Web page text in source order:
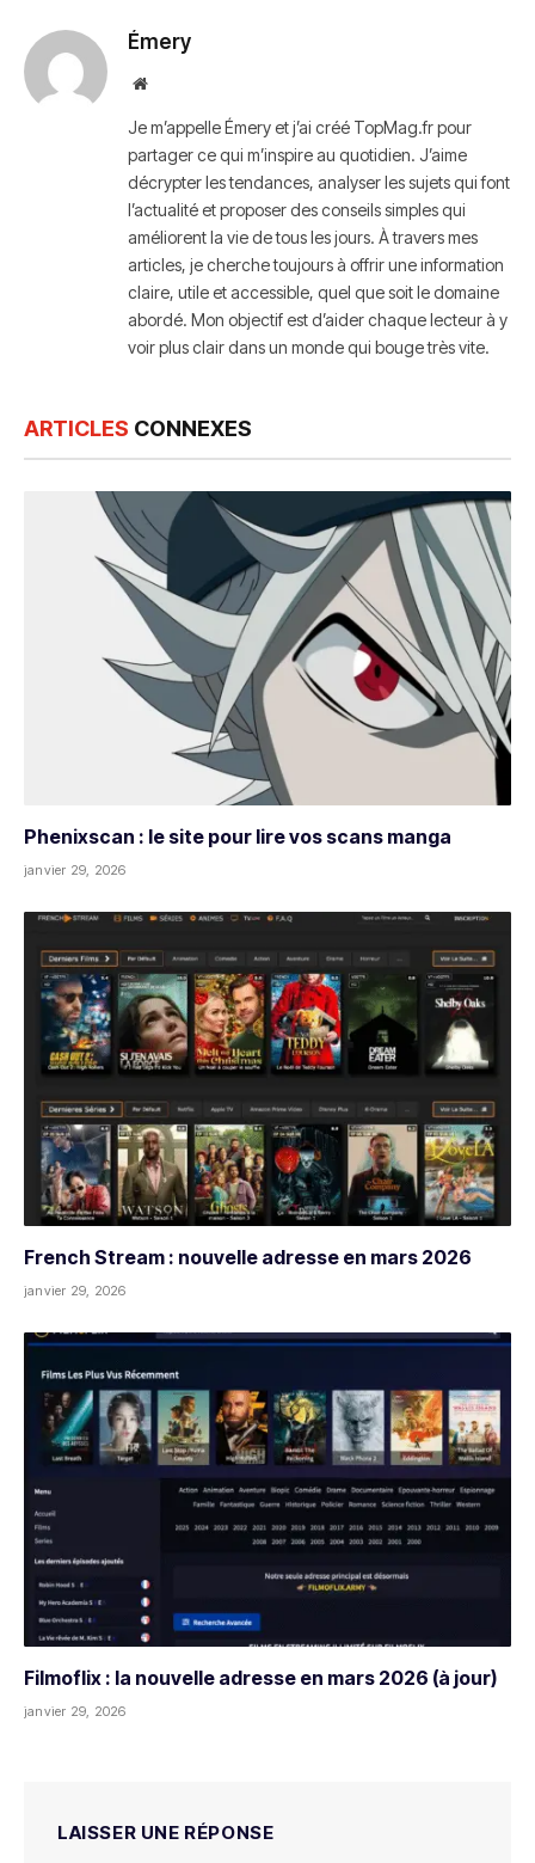
Émery
Website
Je m’appelle Émery et j’ai créé TopMag.fr pour
partager ce qui m’inspire au quotidien. J’aime
décrypter les tendances, analyser les sujets qui font
l’actualité et proposer des conseils simples qui
améliorent la vie de tous les jours. À travers mes
articles, je cherche toujours à offrir une information
claire, utile et accessible, quel que soit le domaine
abordé. Mon objectif est d’aider chaque lecteur à y
voir plus clair dans un monde qui bouge très vite.
ARTICLES CONNEXES
Phenixscan : le site pour lire vos scans manga
janvier 29, 2026
French Stream : nouvelle adresse en mars 2026
janvier 29, 2026
Filmoflix : la nouvelle adresse en mars 2026 (à jour)
janvier 29, 2026
LAISSER UNE RÉPONSE